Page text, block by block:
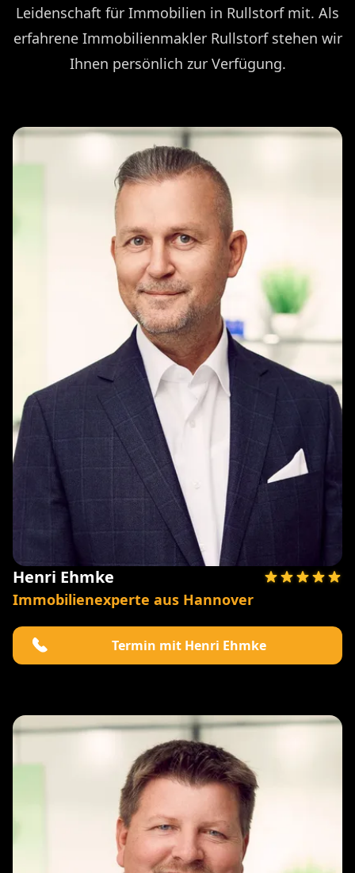
Leidenschaft für Immobilien in Rullstorf mit. Als
erfahrene Immobilienmakler Rullstorf stehen wir
Ihnen persönlich zur Verfügung.
Henri Ehmke
Immobilienexperte aus Hannover
Termin mit Henri Ehmke